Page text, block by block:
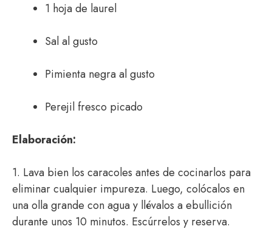
1 hoja de laurel
Sal al gusto
Pimienta negra al gusto
Perejil fresco picado
Elaboración:
1. Lava bien los caracoles antes de cocinarlos para
eliminar cualquier impureza. Luego, colócalos en
una olla grande con agua y llévalos a ebullición
durante unos 10 minutos. Escúrrelos y reserva.